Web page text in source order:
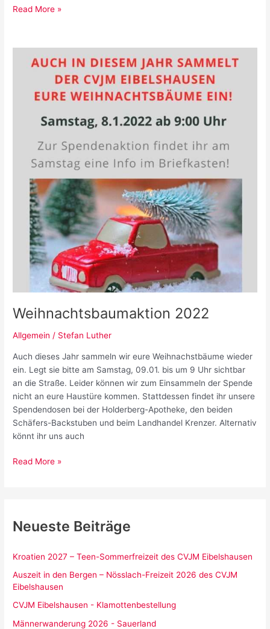
Zeltlager
Read More »
Weihnachtsbaumaktion 2022
Allgemein / Stefan Luther
Auch dieses Jahr sammeln wir eure Weihnachstbäume wieder
ein. Legt sie bitte am Samstag, 09.01. bis um 9 Uhr sichtbar
an die Straße. Leider können wir zum Einsammeln der Spende
nicht an eure Haustüre kommen. Stattdessen findet ihr unsere
Spendendosen bei der Holderberg-Apotheke, den beiden
Schäfers-Backstuben und beim Landhandel Krenzer. Alternativ
könnt ihr uns auch
Weihnachtsbaumaktion
Read More »
Neueste Beiträge
Kroatien 2027 – Teen-Sommerfreizeit des CVJM Eibelshausen
Auszeit in den Bergen – Nösslach-Freizeit 2026 des CVJM
Eibelshausen
CVJM Eibelshausen - Klamottenbestellung
Männerwanderung 2026 - Sauerland